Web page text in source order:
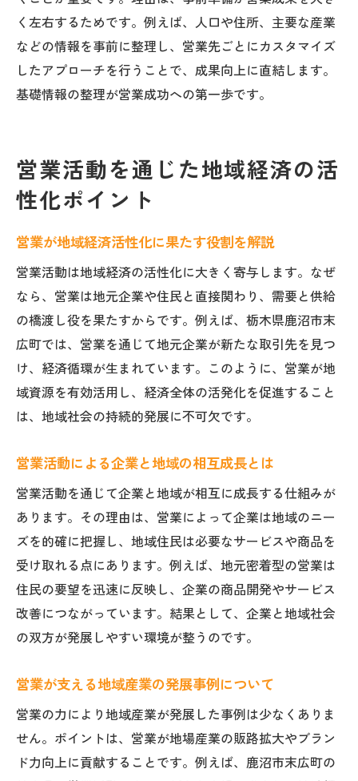
く左右するためです。例えば、人口や住所、主要な産業
などの情報を事前に整理し、営業先ごとにカスタマイズ
したアプローチを行うことで、成果向上に直結します。
基礎情報の整理が営業成功への第一歩です。
営業活動を通じた地域経済の活
性化ポイント
営業が地域経済活性化に果たす役割を解説
営業活動は地域経済の活性化に大きく寄与します。なぜ
なら、営業は地元企業や住民と直接関わり、需要と供給
の橋渡し役を果たすからです。例えば、栃木県鹿沼市末
広町では、営業を通じて地元企業が新たな取引先を見つ
け、経済循環が生まれています。このように、営業が地
域資源を有効活用し、経済全体の活発化を促進すること
は、地域社会の持続的発展に不可欠です。
営業活動による企業と地域の相互成長とは
営業活動を通じて企業と地域が相互に成長する仕組みが
あります。その理由は、営業によって企業は地域のニー
ズを的確に把握し、地域住民は必要なサービスや商品を
受け取れる点にあります。例えば、地元密着型の営業は
住民の要望を迅速に反映し、企業の商品開発やサービス
改善につながっています。結果として、企業と地域社会
の双方が発展しやすい環境が整うのです。
営業が支える地域産業の発展事例について
営業の力により地域産業が発展した事例は少なくありま
せん。ポイントは、営業が地場産業の販路拡大やブラン
ド力向上に貢献することです。例えば、鹿沼市末広町の